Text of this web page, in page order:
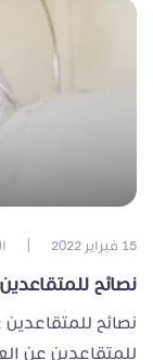
15 فبراير 2022
نصائح
نصائح
للمتقاعدين عن